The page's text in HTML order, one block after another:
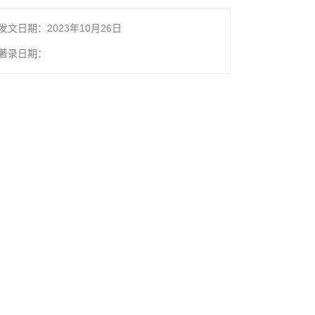
文日期：2023年10月26日
录日期：